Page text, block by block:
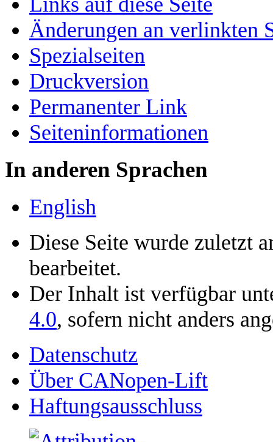
Änderungen an verlinkten
Spezialseiten
Druckversion
Permanenter Link
Seiten­­informationen
In anderen Sprachen
English
Diese Seite wurde zuletzt
bearbeitet.
Der Inhalt ist verfügbar
4.0, sofern nicht anders
Datenschutz
Über CANopen-Lift
Haftungsausschluss